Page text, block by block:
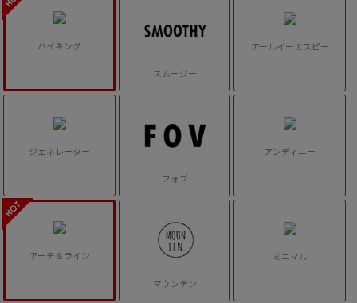
ハイキング
スムージー
アールイーエスピー
ジェネレーター
フォブ
アンディニー
アーチ＆ライン
マウンテン
ミニマル